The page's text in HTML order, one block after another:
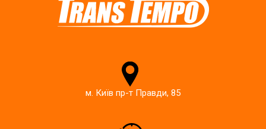
м. Київ пр-т Правди, 85